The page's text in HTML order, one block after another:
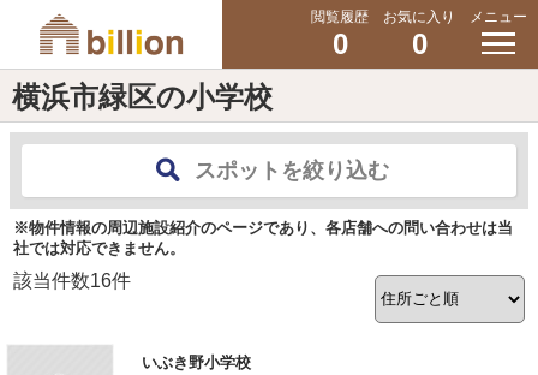
閲覧履歴
0
お気に入り
0
メニュー
横浜市緑区の小学校
スポットを絞り込む
※物件情報の周辺施設紹介のページであり、各店舗への問い合わせは当
社では対応できません。
該当件数16件
いぶき野小学校